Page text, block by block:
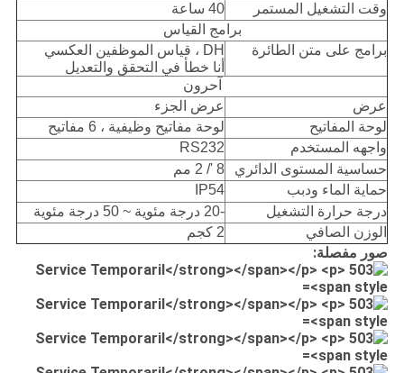
وقت التشغيل المستمر
40 ساعة
برامج القياس
برامج على متن الطائرة
DH ، قياس الموظفين العكسي
أنا خطأ في التحقق والتعديل
آحرون
عرض
عرض الجزء
لوحة المفاتيح
لوحة مفاتيح وظيفية ، 6 مفاتيح
واجهه المستخدم
RS232
حساسية المستوى الدائري
8 '/ 2 مم
حماية الماء ودبب
IP54
درجة حرارة التشغيل
-20 درجة مئوية ~ 50 درجة مئوية
الوزن الصافي
2 كجم
صور مفصلة: